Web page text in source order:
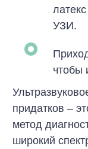
УЗИ.
чтобы
придатков –
метод
широкий